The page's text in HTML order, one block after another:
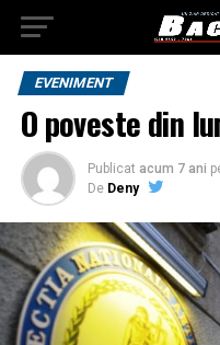
EVENIMENT
O poveste din
Publicat acum 7 ani
De Deny